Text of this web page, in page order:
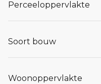
Perceeloppervlakte
Soort bouw
Woonoppervlakte